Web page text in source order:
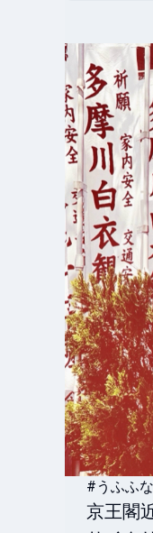
#うふふ
京王閣